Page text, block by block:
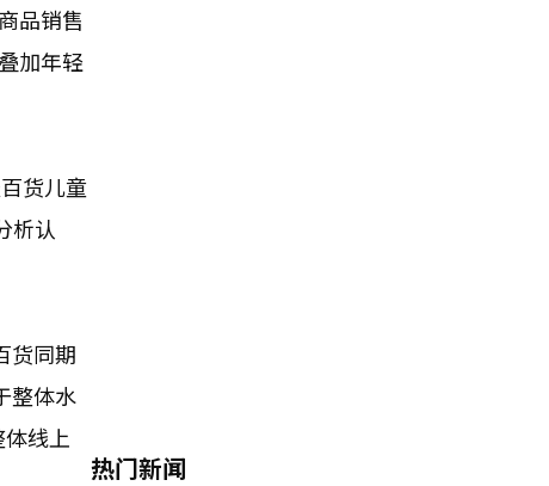
品销售
加年轻
货儿童
析认
货同期
整体水
线上
热门新闻